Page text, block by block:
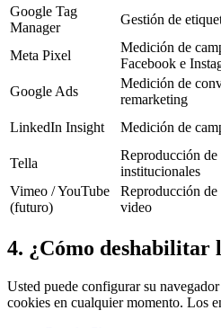
Google Tag
Manager
Gestión de
Meta Pixel
Medición de
Facebook e
Google Ads
Medición de
remarketing
LinkedIn Insight
Medición de
Tella
Reproducción de
institucionales
Vimeo / YouTube
(futuro)
Reproducción de
video
4. ¿Cómo deshabilitar
Usted puede configurar su
cookies en cualquier momento. Los